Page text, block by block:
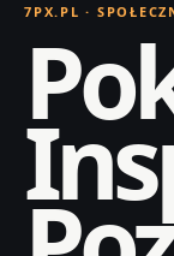
7PX.PL ·